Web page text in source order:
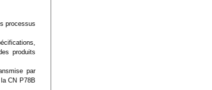
processus
produits
par
CN P78B